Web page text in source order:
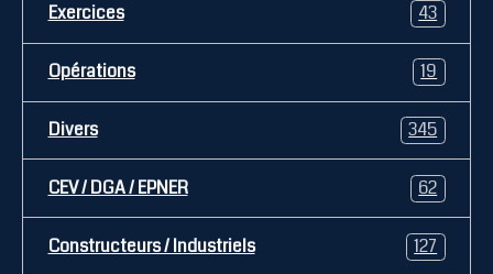
Exercices 43
Opérations 19
Divers 345
CEV / DGA / EPNER 62
Constructeurs / Industriels 127